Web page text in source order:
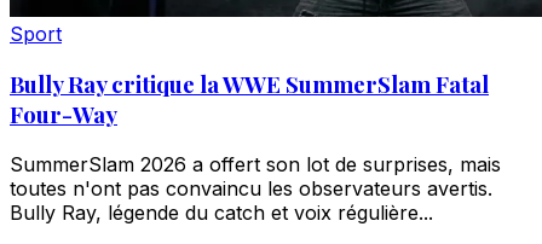
Sport
Bully Ray critique la WWE SummerSlam Fatal
Four-Way
SummerSlam 2026 a offert son lot de surprises, mais
toutes n'ont pas convaincu les observateurs avertis.
Bully Ray, légende du catch et voix régulière...